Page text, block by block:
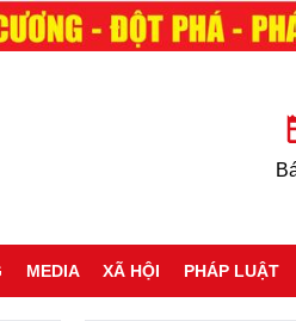
MEDIA XÃ HỘI PHÁP LUẬT